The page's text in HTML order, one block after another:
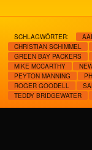
SCHLAGWÖRTER:
CHRISTIAN SCHIMMEL
GREEN BAY PACKERS
MIKE MCCARTHY
PEYTON MANNING
ROGER GOODELL
TEDDY BRIDGEWATER